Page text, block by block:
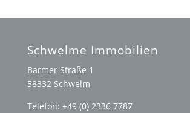
Schwelme Immobilien
Barmer Straße 1
58332 Schwelm
Telefon: +49 (0) 2336 7787